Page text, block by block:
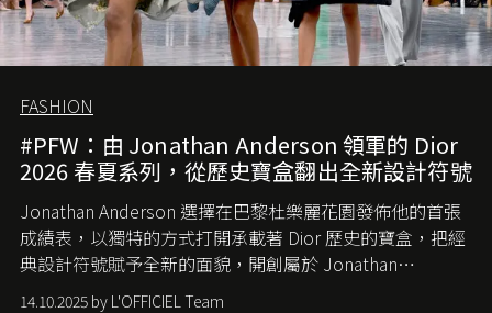
FASHION
#PFW：由 Jonathan Anderson 領軍的 Dior
2026 春夏系列，從歷史寶盒翻出全新設計符號
Jonathan Anderson 選擇在巴黎杜樂麗花園發佈他的首張
成績表，以獨特的方式打開承載著 Dior 歷史的寶盒，把經
典設計符號賦予全新的面貌，開創屬於 Jonathan
Anderson 的 Dior 時代。
14.10.2025 by L'OFFICIEL Team